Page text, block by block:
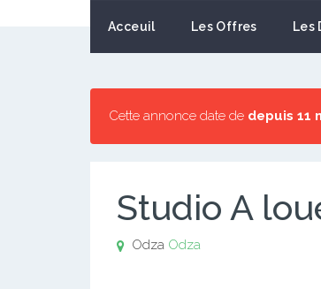
Acceuil Les Offres Les
Cette annonce date de depuis 11
Studio A
Odza Odza